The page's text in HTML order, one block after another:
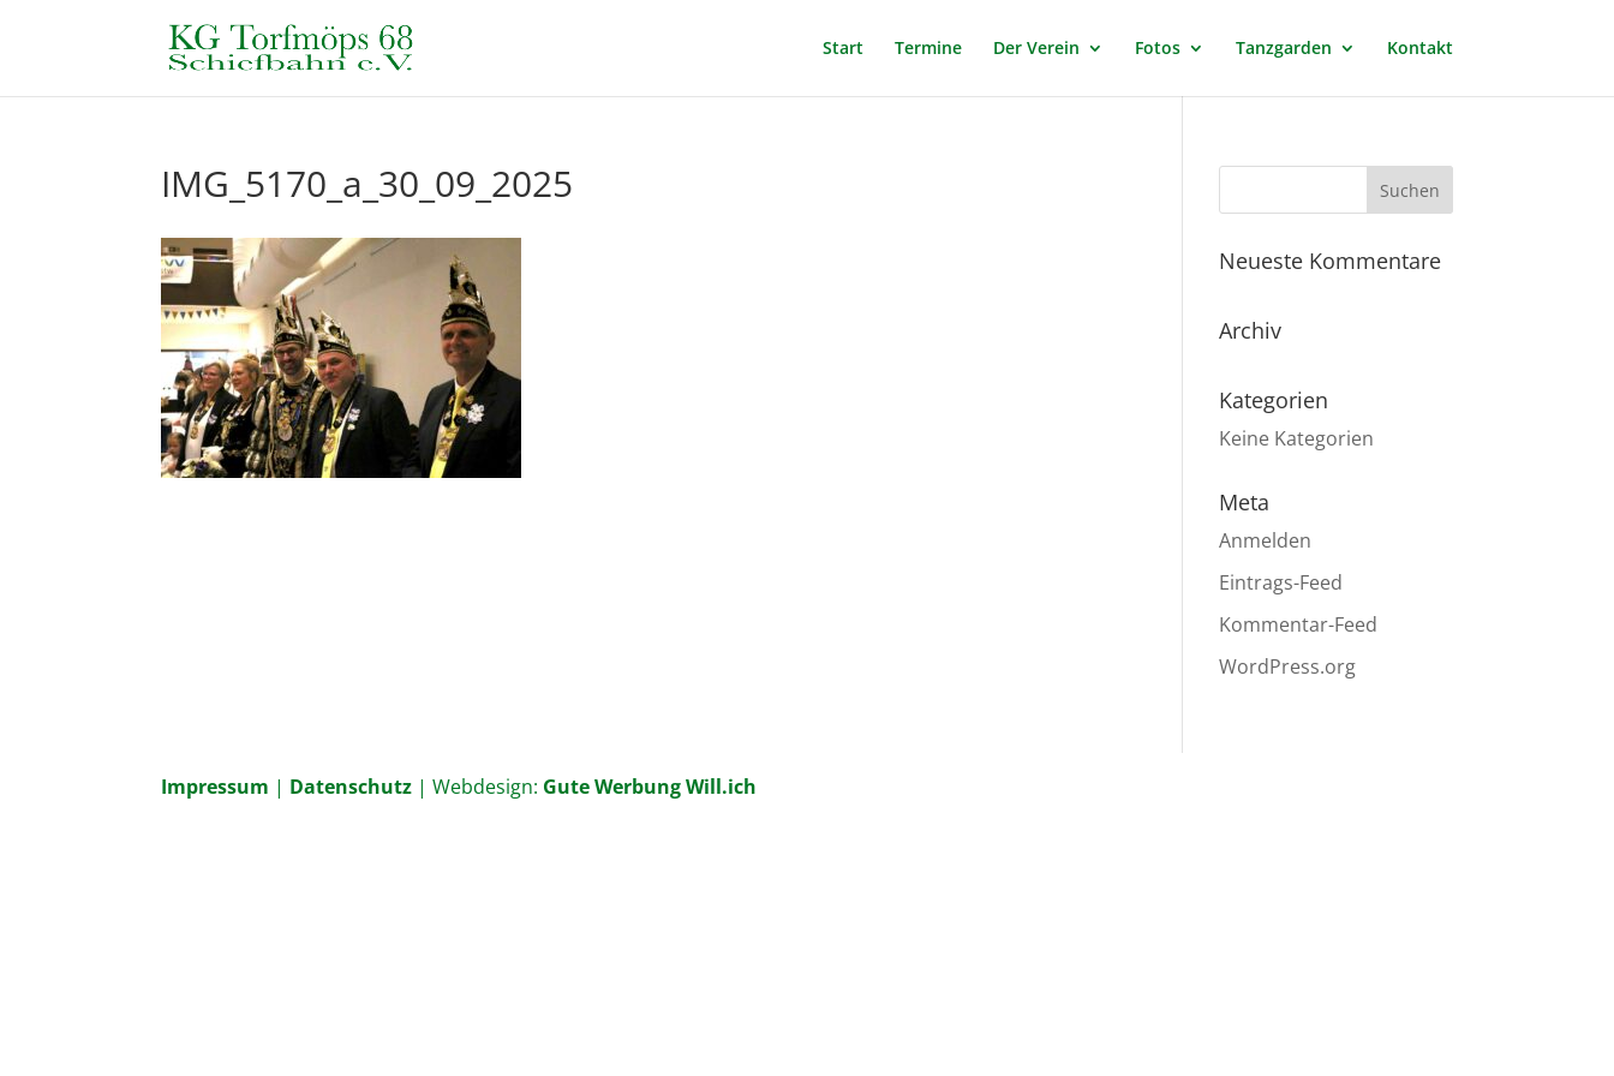
Start Termine Der Verein Fotos Tanzgarden Kontakt
IMG_5170_a_30_09_2025
Neueste Kommentare
Archiv
Kategorien
Keine Kategorien
Meta
Anmelden
Eintrags-Feed
Kommentar-Feed
WordPress.org
Impressum | Datenschutz | Webdesign: Gute Werbung Will.ich